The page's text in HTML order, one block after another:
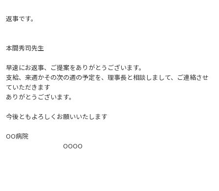
返事です。
本間秀司先生
早速にお返事、ご提案をありがとうございます。
支給、来週かその次の週の予定を、理事長と相談しまして、 ご連絡させ
ていただきます
ありがとうございます。
今後ともよろしくお願いいたします
OO病院
OOOO